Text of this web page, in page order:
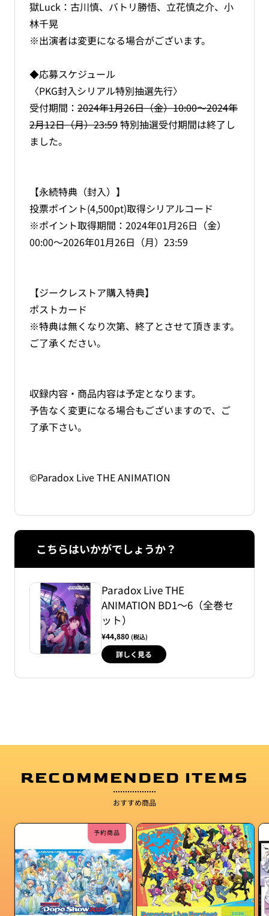
獄Luck：古川慎、バトリ勝悟、立花慎之介、小
林千晃
※出演者は変更になる場合がございます。
◆応募スケジュール
〈PKG封入シリアル特別抽選先行〉
受付期間： 2024年1月26日（金）10:00～2024年
2月12日（月）23:59特別抽選受付期間は終了し
ました。
【永続特典（封入）】
投票ポイント(4,500pt)取得シリアルコード
※ポイント取得期間：2024年01月26日（金）
00:00～2026年01月26日（月）23:59
【ジークレストア購入特典】
ポストカード
※特典は無くなり次第、終了とさせて頂きます。
ご了承ください。
収録内容・商品内容は予定となります。
予告なく変更になる場合もございますので、ご
了承下さい。
©Paradox Live THE ANIMATION
こちらはいかがでしょうか？
Paradox Live THE
ANIMATION BD1〜6（全巻セ
ット）
¥44,880 (税込)
詳しく見る
RECOMMENDED ITEMS
おすすめ商品
予約商品